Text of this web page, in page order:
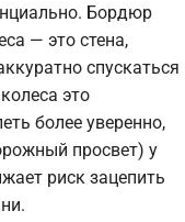
Бордюр
— это стена,
спускаться
это
более уверенно,
просвет) у
риск зацепить